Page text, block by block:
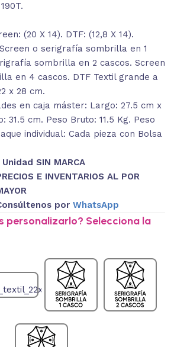
(20 X 14). DTF: (12,8 X 14).
o serigrafía sombrilla en 1
sombrilla en 2 cascos. Screen
en 4 cascos. DTF Textil grande a
x 28 cm.
en caja máster: Largo: 27.5 cm x
31.5 cm. Peso Bruto: 11.5 Kg. Peso
individual: Cada pieza con Bolsa
Unidad SIN MARCA
E INVENTARIOS AL POR
por WhatsApp
personalizarlo? Selecciona la